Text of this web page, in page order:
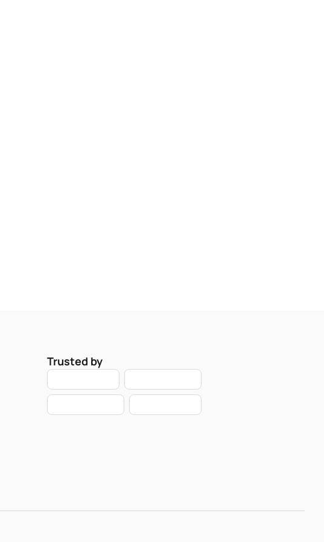
Trusted by